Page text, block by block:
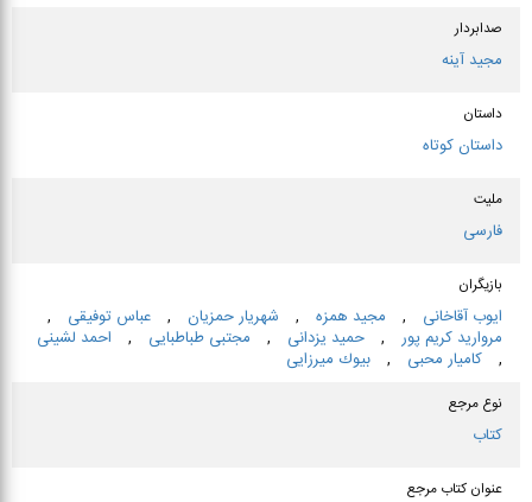
صدابردار
مجید آینه
داستان
داستان کوتاه
ملیت
فارسی
بازیگران
ایوب آقاخانی , مجید همزه , شهریار حمزیان , عباس توفیقی
,
مروارید كریم پور
, حمید یزدانی , مجتبی طباطبایی ,
احمد لشینی
,
كامیار محبی , بیوك میرزایی
نوع مرجع
کتاب
عنوان كتاب مرجع